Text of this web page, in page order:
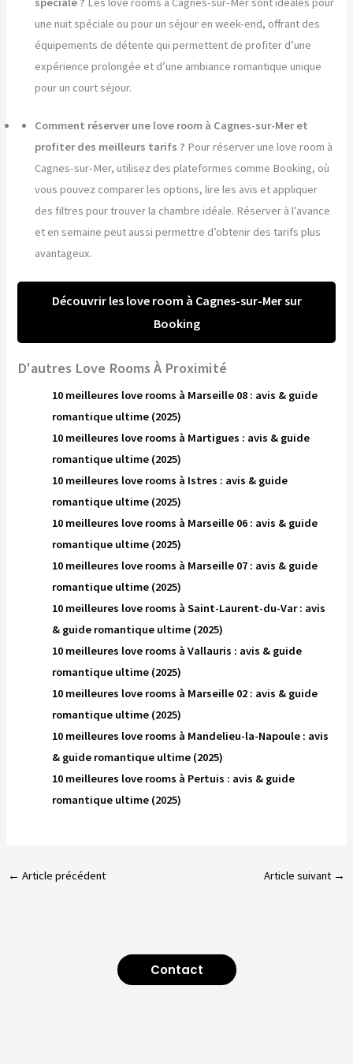
une nuit spéciale ou pour un séjour en week-end, offrant des
équipements de détente qui permettent de profiter d’une
expérience prolongée et d’une ambiance romantique unique
pour un court séjour.
Comment réserver une love room à Cagnes-sur-Mer et
profiter des meilleurs tarifs ? Pour réserver une love room à
Cagnes-sur-Mer, utilisez des plateformes comme Booking, où
vous pouvez comparer les options, lire les avis et appliquer
des filtres pour trouver la chambre idéale. Réserver à l’avance
et en semaine peut aussi permettre d’obtenir des tarifs plus
avantageux.
Découvrir les love room à Cagnes-sur-Mer sur
Booking
D'autres Love Rooms À Proximité
10 meilleures love rooms à Marseille 08 : avis & guide
romantique ultime (2025)
10 meilleures love rooms à Martigues : avis & guide
romantique ultime (2025)
10 meilleures love rooms à Istres : avis & guide
romantique ultime (2025)
10 meilleures love rooms à Marseille 06 : avis & guide
romantique ultime (2025)
10 meilleures love rooms à Marseille 07 : avis & guide
romantique ultime (2025)
10 meilleures love rooms à Saint-Laurent-du-Var : avis
& guide romantique ultime (2025)
10 meilleures love rooms à Vallauris : avis & guide
romantique ultime (2025)
10 meilleures love rooms à Marseille 02 : avis & guide
romantique ultime (2025)
10 meilleures love rooms à Mandelieu-la-Napoule : avis
& guide romantique ultime (2025)
10 meilleures love rooms à Pertuis : avis & guide
romantique ultime (2025)
← Article précédent Article suivant →
Contact